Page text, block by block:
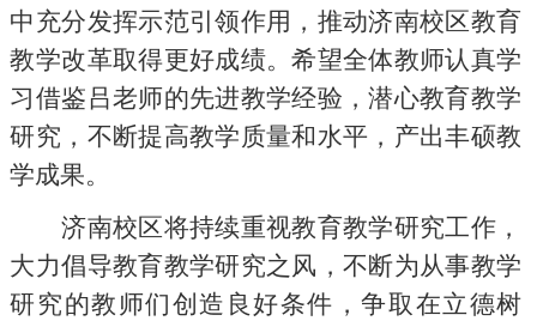
中充分发挥示范引领作用，推动济南校区教育
教学改革取得更好成绩。希望全体教师认真学
习借鉴吕老师的先进教学经验，潜心教育教学
研究，不断提高教学质量和水平，产出丰硕教
学成果。
济南校区将持续重视教育教学研究工作，
大力倡导教育教学研究之风，不断为从事教学
研究的教师们创造良好条件，争取在立德树